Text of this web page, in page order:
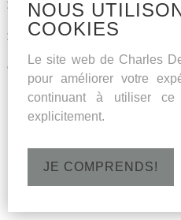
Soli:
Soprano - Noémie Schellens
Contratenor - Pieter De Praetere
Tenor - Adriaan De Koster
Dimanche 20 octobre 2024 -
NOUS
COOKIES
Le site web de Charles
pour améliorer votre
continuant à utiliser
explicitement.
JE COMPRENDS!